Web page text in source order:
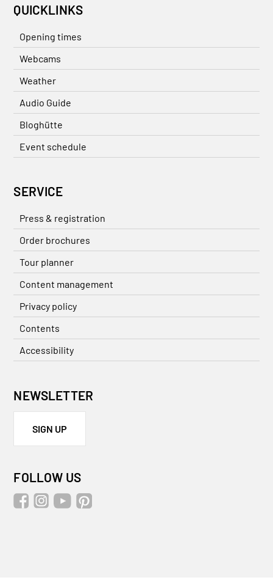
QUICKLINKS
Opening times
Webcams
Weather
Audio Guide
Bloghütte
Event schedule
SERVICE
Press & registration
Order brochures
Tour planner
Content management
Privacy policy
Contents
Accessibility
NEWSLETTER
SIGN UP
FOLLOW US